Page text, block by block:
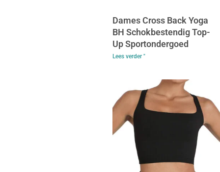
Dames Cross Back Yoga
BH Schokbestendig Top-
Up Sportondergoed
Lees verder "